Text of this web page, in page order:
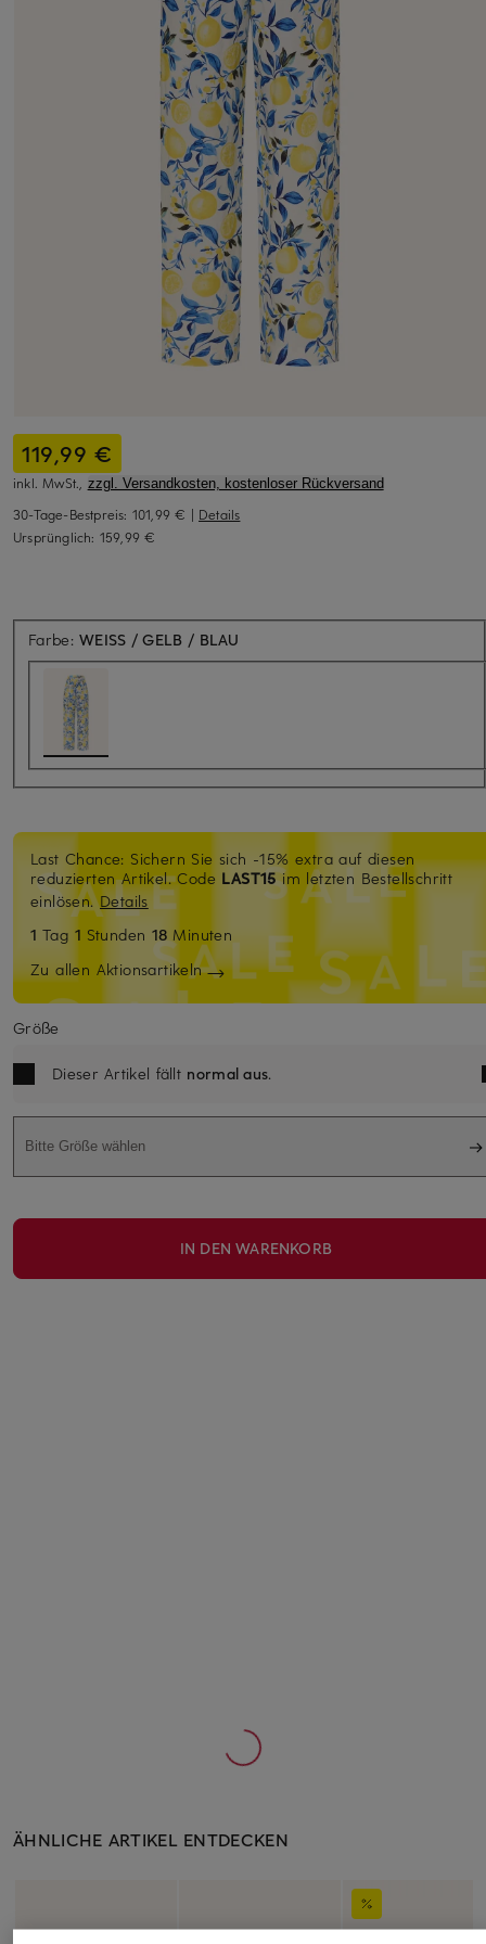
119,99 €
inkl. MwSt., zzgl. Versandkosten, kostenloser Rückversand
30-Tage-Bestpreis: 101,99 € | Details
Ursprünglich: 159,99 €
Farbe:WEISS / GELB / BLAU
Last Chance: Sichern Sie sich -15% extra auf diesen
reduzierten Artikel. Code LAST15im letzten Bestellschritt
einlösen.Details
1 Tag 1 Stunden 18 Minuten
Zu allen Aktionsartikeln
Größe
Dieser Artikel fällt normal aus.
Bitte Größe wählen
IN DEN WARENKORB
ÄHNLICHE ARTIKEL ENTDECKEN